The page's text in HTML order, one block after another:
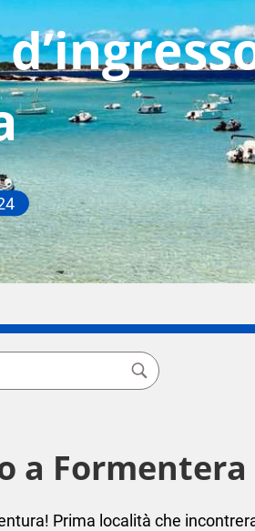
a Formentera
Prima località che